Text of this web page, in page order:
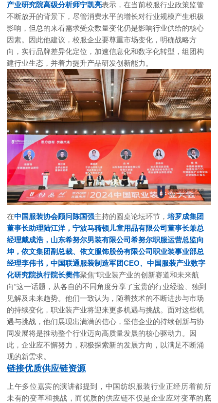
产业研究院高级分析师宁凯亮表示，在当前校服行业政策监管
不断放开的背景下，尽管消费水平的增长对行业规模产生积极
影响，但总的来看需求受众数量变化仍是影响行业供给的核心
因素。因此他建议，校服企业要尊重市场变化，明确战略方
向，实行品牌差异化定位，加速信息化和数字化转型，组团构
建行业生态，并着力提升产品研发创新能力。
在中国服装协会顾问陈国强主持的圆桌论坛环节，培罗成集团
董事长助理陆江洋，宁波马骑顿儿童用品有限公司董事长兼总
经理戴成浩，山东希努尔男装有限公司希努尔职服运营总监向
坤，依文集团副总裁、依文服饰股份有限公司职业装事业部总
经理李伟书，中国联通服装制造军团CEO、中国服装产业数字
化研究院执行院长樊伟聚焦“职业装产业的创新赛道和未来航
向”这一话题，从各自的不同角度分享了宝贵的行业经验、独到
见解及未来趋势。他们一致认为，随着技术的不断进步与市场
的持续变化，职业装产业将迎来更多机遇与挑战。面对这些机
遇与挑战，他们展现出满满的信心，坚信企业的持续创新与协
同发展将是推动整个行业迈向高质量发展的核心驱动力。因
此，企业应不懈努力，积极探索新的发展方向，以满足不断涌
现的新需求。
链接优质供应链资源
上午多位嘉宾的演讲都提到，中国纺织服装行业正经历着前所
未有的变革和挑战，而优质的供应链不仅是企业应对变革的底